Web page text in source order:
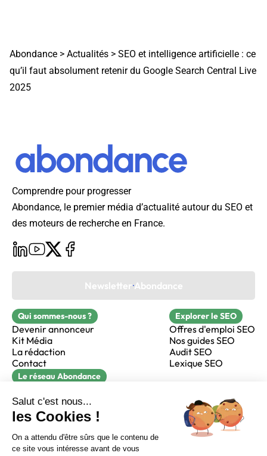
Sur LinkedIn Sur Youtube
Abondance > Actualités > SEO et intelligence artificielle : ce
qu’il faut absolument retenir du Google Search Central Live
2025
Comprendre pour progresser
Abondance, le premier média d’actualité autour du SEO et
des moteurs de recherche en France.
Newsletter Abondance
Qui sommes-nous ?
Devenir annonceur
Kit Média
La rédaction
Contact
Explorer le SEO
Offres d'emploi SEO
Nos guides SEO
Audit SEO
Lexique SEO
Le réseau Abondance
Réacteur
alfie formation